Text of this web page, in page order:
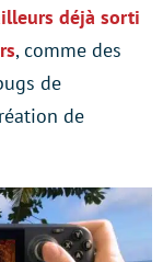
déjà sorti
, comme des
de
de